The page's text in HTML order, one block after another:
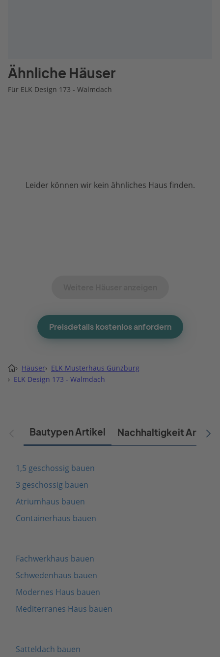
Ähnliche Häuser
Für ELK Design 173 - Walmdach
Leider können wir kein ähnliches Haus finden.
Preisdetails kostenlos anfordern
› Häuser› ELK Musterhaus Günzburg
› ELK Design 173 - Walmdach
Bautypen Artikel Nachhaltigkeit Artikel
1,5 geschossig bauen
3 geschossig bauen
Atriumhaus bauen
Containerhaus bauen
Fachwerkhaus bauen
Schwedenhaus bauen
Modernes Haus bauen
Mediterranes Haus bauen
Satteldach bauen